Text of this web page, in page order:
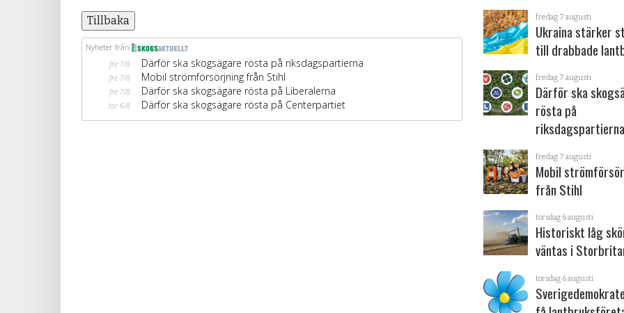
Tillbaka fredag 7 augusti
Ukraina stärker
till drabbade
fredag 7 augusti
Därför ska
rösta på
fredag 7 augusti
Mobil
från Stihl
torsdag 6 augusti
Historiskt låg
väntas i
torsdag 6 augusti